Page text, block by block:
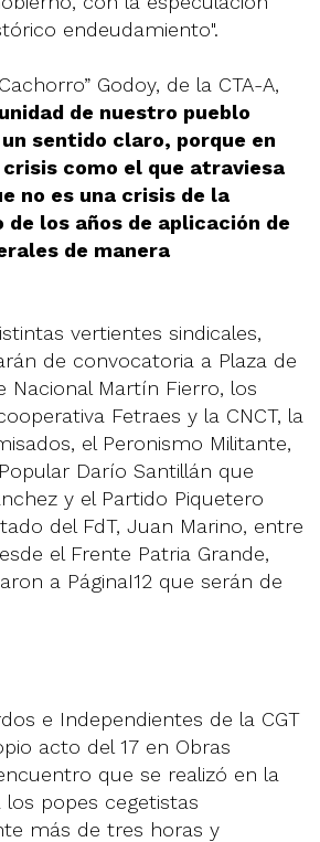
endeudamiento".
Godoy, de la CTA-A,
de nuestro pueblo
sentido claro, porque en
como el que atraviesa
no es una crisis de la
los años de aplicación de
de manera
vertientes sindicales,
de convocatoria a Plaza de
Nacional Martín Fierro, los
Fetraes y la CNCT, la
el Peronismo Militante,
Darío Santillán que
y el Partido Piquetero
del FdT, Juan Marino, entre
el Frente Patria Grande,
a PáginaI12 que serán de
e Independientes de la CGT
acto del 17 en Obras
que se realizó en la
popes cegetistas
más de tres horas y